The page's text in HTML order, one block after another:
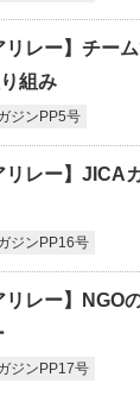
リレー】チー
組み
ジンPP5号
リレー】JICA
ジンPP16号
リレー】NGO
ジンPP17号